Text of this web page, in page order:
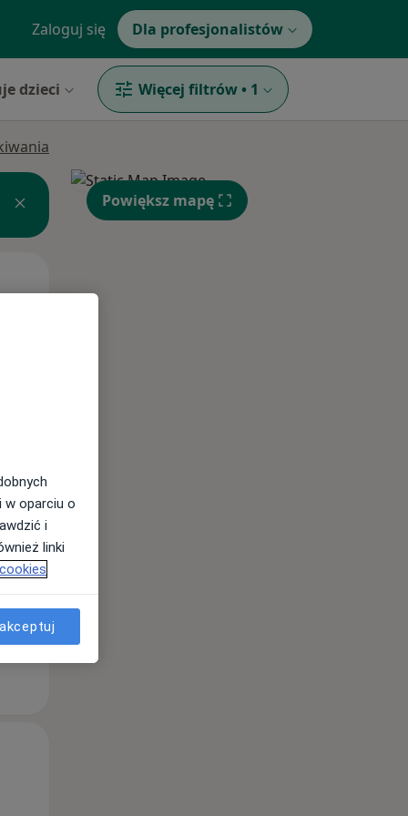
Zaloguj się Dla profesjonalistów
dzieci Więcej filtrów • 1
11 Sie
Wt,
11 Sie
Powiększ mapę
w oparciu o
i
linki